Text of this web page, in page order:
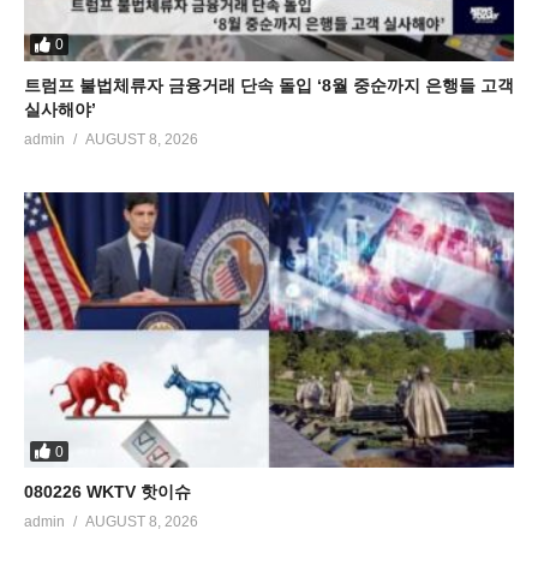
0
트럼프 불법체류자 금융거래 단속 돌입 ‘8월 중순까지 은행들 고객
실사해야’
admin AUGUST 8, 2026
0
080226 WKTV 핫이슈
admin AUGUST 8, 2026